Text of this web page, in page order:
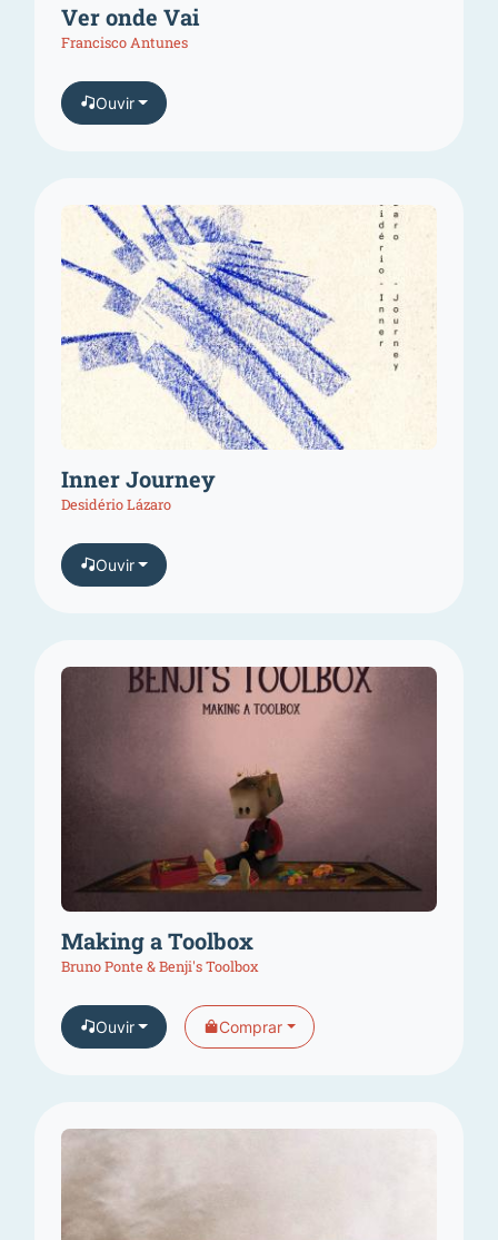
Ver onde Vai
Francisco Antunes
Ouvir
Inner Journey
Desidério Lázaro
Ouvir
Making a Toolbox
Bruno Ponte & Benji's Toolbox
Ouvir Comprar